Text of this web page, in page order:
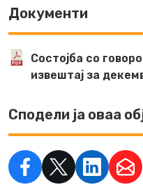
Документи
Состојба со
извештај за
Сподели ја оваа